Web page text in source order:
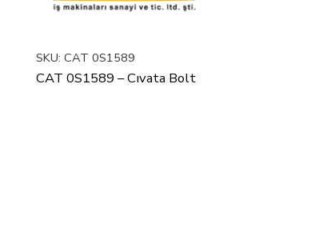
SKU: CAT 0S1589
CAT 0S1589 – Cıvata Bolt